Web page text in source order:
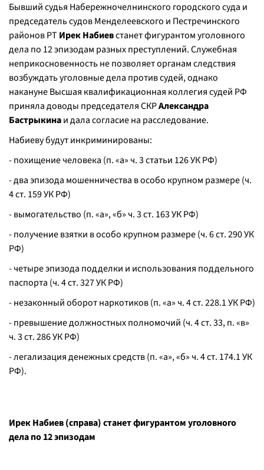
Бывший судья Набережночелнинского городского суда и
председатель судов Менделеевского и Пестречинского
районов РТ Ирек Набиевстанет фигурантом уголовного
дела по 12 эпизодам разных преступлений. Служебная
неприкосновенность не позволяет органам следствия
возбуждать уголовные дела против судей, однако
накануне Высшая квалификационная коллегия судей РФ
приняла доводы председателя СКРАлександра
Бастрыкинаи дала согласие на расследование.
Набиеву будут инкриминированы:
- похищение человека (п. «а» ч. 3 статьи 126 УК РФ)
- два эпизода мошенничества в особо крупном размере (ч.
4 ст. 159 УК РФ)
- вымогательство (п. «а», «б» ч. 3 ст. 163 УК РФ)
- получение взятки в особо крупном размере (ч. 6 ст. 290 УК
РФ)
- четыре эпизода подделки и использования поддельного
паспорта (ч. 4 ст. 327 УК РФ)
- незаконный оборот наркотиков (п. «а» ч. 4 ст. 228.1 УК РФ)
- превышение должностных полномочий (ч. 4 ст. 33, п. «в»
ч. 3 ст. 286 УК РФ)
- легализация денежных средств (п. «а», «б» ч. 4 ст. 174.1 УК
РФ).
Ирек Набиев (справа) станет фигурантом уголовного
дела по 12 эпизодам